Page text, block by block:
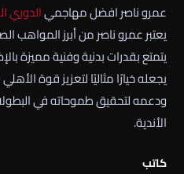
عمرو ناصر افضل مهاجميالدوري
يعتبر عمرو ناصر من أبرز المواهب
يتمتع بقدرات بدنية وفنية مميزة
يجعله خيارًا مثاليًا لتعزيز قوة
ودعمه لتحقيق طموحاته في
الأندية.
كاتب